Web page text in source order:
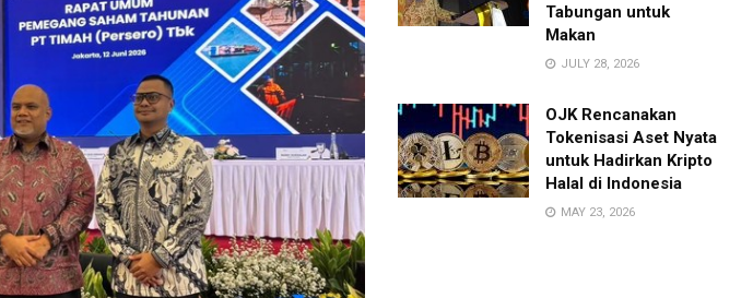
Tabungan untuk
Makan
JULY 28, 2026
OJK Rencanakan
Tokenisasi Aset Nyata
untuk Hadirkan Kripto
Halal di Indonesia
MAY 23, 2026